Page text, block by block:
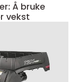
Å bruke
vekst